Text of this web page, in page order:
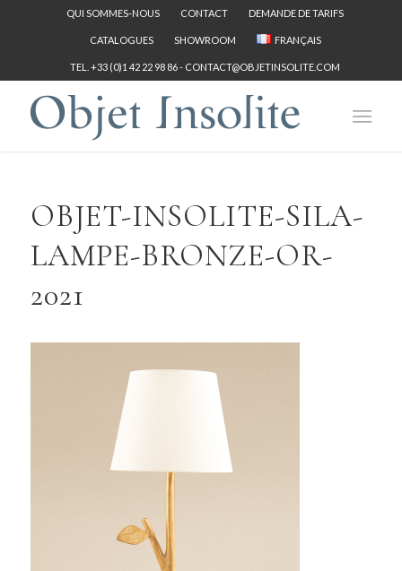
QUI SOMMES-NOUS CONTACT DEMANDE DE TARIFS
CATALOGUES SHOWROOM FRANÇAIS
TEL. +33 (0)1 42 22 98 86 - CONTACT@OBJETINSOLITE.COM
OBJET-INSOLITE-SILA-
LAMPE-BRONZE-OR-
2021